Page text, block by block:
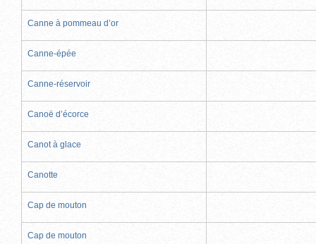
Canne à pommeau d’or
Canne-épée
Canne-réservoir
Canoë d’écorce
Canot à glace
Canotte
Cap de mouton
Cap de mouton